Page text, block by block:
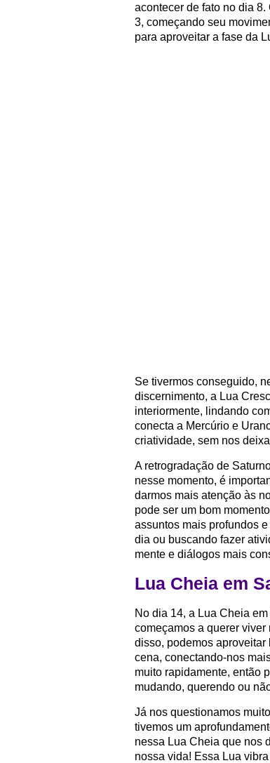
acontecer de fato no dia
3, começando seu
para aproveitar a fase da
Se tivermos conseguido,
discernimento, a Lua
interiormente, lindando
conecta a Mercúrio e
criatividade, sem nos
A retrogradação de
nesse momento, é
darmos mais atenção às
pode ser um bom
assuntos mais profundos
dia ou buscando fazer
mente e diálogos mais
Lua Cheia em
No dia 14, a Lua Cheia
começamos a querer
disso, podemos
cena, conectando-nos
muito rapidamente, então
mudando, querendo ou
Já nos questionamos
tivemos um
nessa Lua Cheia que nos
nossa vida! Essa Lua